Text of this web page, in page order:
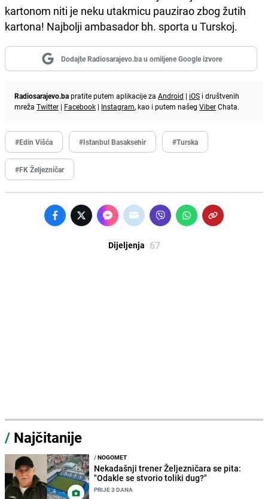
kartonom niti je neku utakmicu pauzirao zbog žutih
kartona! Najbolji ambasador bh. sporta u Turskoj.
Dodajte Radiosarajevo.ba u omiljene Google izvore
Radiosarajevo.bapratite putem aplikacije za Android | iOS i društvenih
mreža Twitter | Facebook | Instagram, kao i putem našeg ViberChata.
#Edin Višća #Istanbul Basaksehir #Turska
#FK Željezničar
Dijeljenja 67
/ Najčitanije
/NOGOMET
Nekadašnji trener Željezničara se pita:
"Odakle se stvorio toliki dug?"
PRIJE 3 DANA